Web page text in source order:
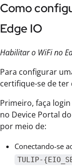
Como
Edge IO
Habilitar o WiFi no
Para configurar
certifique-se de
Primeiro, faça
no Device Portal
por meio de:
Conectando-se
TULIP-